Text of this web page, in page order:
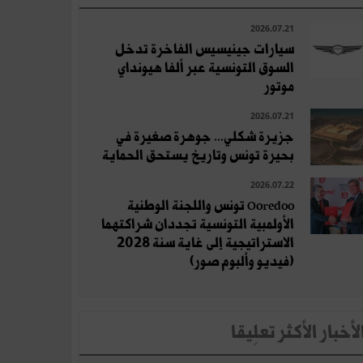
2026.07.21
سيارات جينيسيس الفاخرة تدخل
السوق التونسية عبر ألفا هيونداي
موتور
2026.07.21
جزيرة شكلي... جوهرة صغيرة في
بحيرة تونس وتاريخ يستحق الحماية
2026.07.22
Ooredoo تونس واللجنة الوطنية
الأولمبية التونسية تجددان شراكتهما
الاستراتيجية إلى غاية سنة 2028
(فيديو وألبوم صور)
الأكثر تعلِيقا